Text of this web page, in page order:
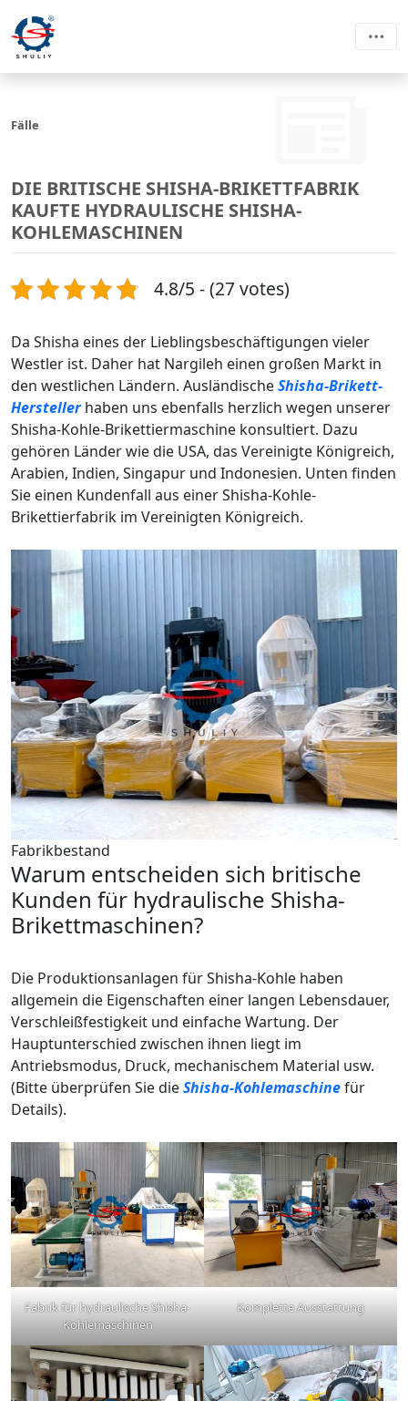
Fälle
DIE BRITISCHE SHISHA-BRIKETTFABRIK
KAUFTE HYDRAULISCHE SHISHA-
KOHLEMASCHINEN
4.8/5 - (27 votes)
Da Shisha eines der Lieblingsbeschäftigungen vieler
Westler ist. Daher hat Nargileh einen großen Markt in
den westlichen Ländern. AusländischeShisha-Brikett-
Herstellerhaben uns ebenfalls herzlich wegen unserer
Shisha-Kohle-Brikettiermaschine konsultiert. Dazu
gehören Länder wie die USA, das Vereinigte Königreich,
Arabien, Indien, Singapur und Indonesien. Unten finden
Sie einen Kundenfall aus einer Shisha-Kohle-
Brikettierfabrik im Vereinigten Königreich.
Fabrikbestand
Warum entscheiden sich britische
Kunden für hydraulische Shisha-
Brikettmaschinen?
Die Produktionsanlagen für Shisha-Kohle haben
allgemein die Eigenschaften einer langen Lebensdauer,
Verschleißfestigkeit und einfache Wartung. Der
Hauptunterschied zwischen ihnen liegt im
Antriebsmodus, Druck, mechanischem Material usw.
(Bitte überprüfen Sie dieShisha-Kohlemaschinefür
Details).
Fabrik für hydraulische Shisha-
Kohlemaschinen
Komplette Ausstattung